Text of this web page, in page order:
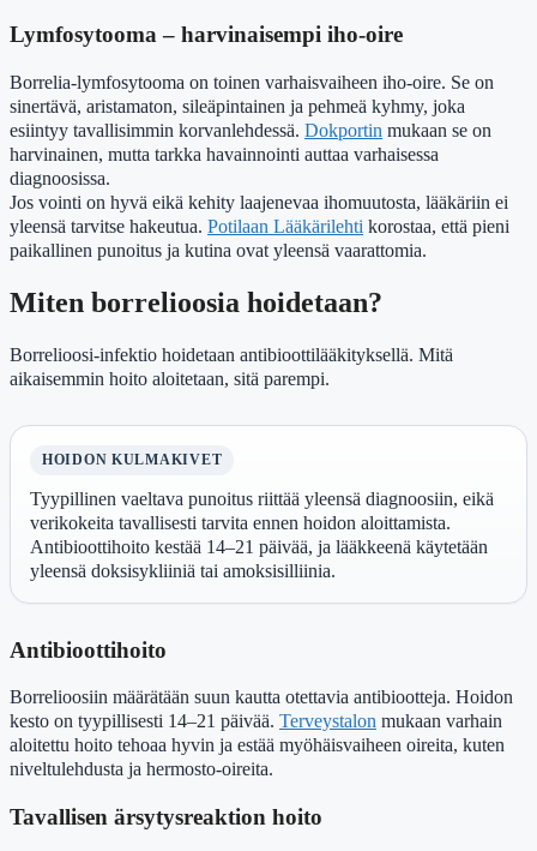
Lymfosytooma – harvinaisempi iho-oire
Borrelia-lymfosytooma on toinen varhaisvaiheen iho-oire. Se on
sinertävä, aristamaton, sileäpintainen ja pehmeä kyhmy, joka
esiintyy tavallisimmin korvanlehdessä. Dokportin mukaan se on
harvinainen, mutta tarkka havainnointi auttaa varhaisessa
diagnoosissa.
Jos vointi on hyvä eikä kehity laajenevaa ihomuutosta, lääkäriin ei
yleensä tarvitse hakeutua. Potilaan Lääkärilehti korostaa, että pieni
paikallinen punoitus ja kutina ovat yleensä vaarattomia.
Miten borrelioosia hoidetaan?
Borrelioosi-infektio hoidetaan antibioottilääkityksellä. Mitä
aikaisemmin hoito aloitetaan, sitä parempi.
HOIDON KULMAKIVET
Tyypillinen vaeltava punoitus riittää yleensä diagnoosiin, eikä
verikokeita tavallisesti tarvita ennen hoidon aloittamista.
Antibioottihoito kestää 14–21 päivää, ja lääkkeenä käytetään
yleensä doksisykliiniä tai amoksisilliinia.
Antibioottihoito
Borrelioosiin määrätään suun kautta otettavia antibiootteja. Hoidon
kesto on tyypillisesti 14–21 päivää. Terveystalon mukaan varhain
aloitettu hoito tehoaa hyvin ja estää myöhäisvaiheen oireita, kuten
niveltulehdusta ja hermosto-oireita.
Tavallisen ärsytysreaktion hoito